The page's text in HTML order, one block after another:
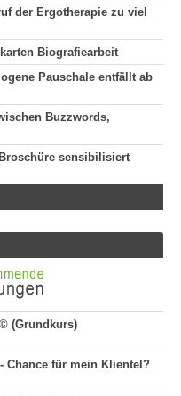
der Ergotherapie zu viel
Biografiearbeit
Pauschale entfällt ab
Buzzwords,
sensibilisiert
(Grundkurs)
Chance für mein Klientel?